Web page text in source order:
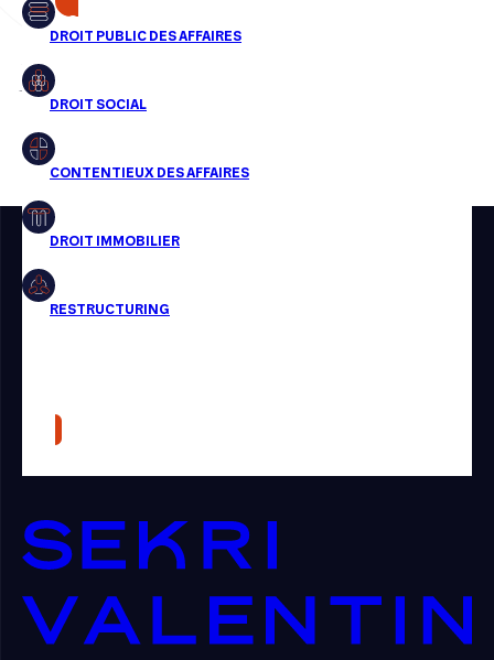
Droit public des affaires
Droit social
Droit immobilier
Restructuring
Presse
transactions, jour après
jour
Aucun résultats pour cette recherche